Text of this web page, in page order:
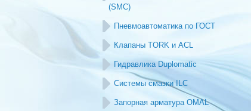
(SMC)
Пневмоавтоматика по ГОСТ
Клапаны TORK и ACL
Гидравлика Duplomatic
Системы смазки ILC
Запорная арматура OMAL